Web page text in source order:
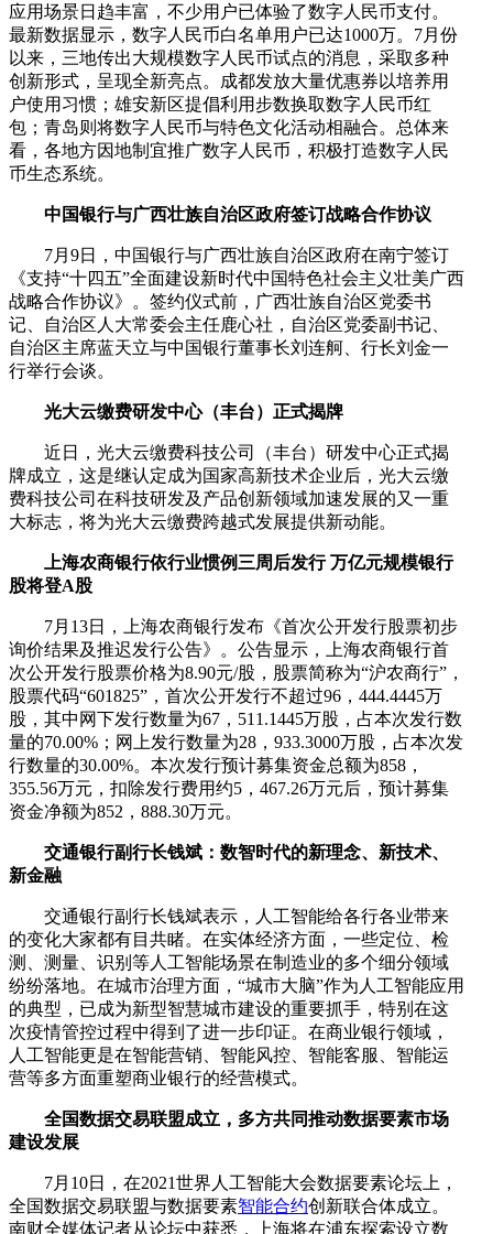
应用场景日趋丰富，不少用户已体验了数字人民币支付。
最新数据显示，数字人民币白名单用户已达1000万。7月份
以来，三地传出大规模数字人民币试点的消息，采取多种
创新形式，呈现全新亮点。成都发放大量优惠券以培养用
户使用习惯；雄安新区提倡利用步数换取数字人民币红
包；青岛则将数字人民币与特色文化活动相融合。总体来
看，各地方因地制宜推广数字人民币，积极打造数字人民
币生态系统。
中国银行与广西壮族自治区政府签订战略合作协议
7月9日，中国银行与广西壮族自治区政府在南宁签订
《支持“十四五”全面建设新时代中国特色社会主义壮美广西
战略合作协议》。签约仪式前，广西壮族自治区党委书
记、自治区人大常委会主任鹿心社，自治区党委副书记、
自治区主席蓝天立与中国银行董事长刘连舸、行长刘金一
行举行会谈。
光大云缴费研发中心（丰台）正式揭牌
近日，光大云缴费科技公司（丰台）研发中心正式揭
牌成立，这是继认定成为国家高新技术企业后，光大云缴
费科技公司在科技研发及产品创新领域加速发展的又一重
大标志，将为光大云缴费跨越式发展提供新动能。
上海农商银行依行业惯例三周后发行 万亿元规模银行
股将登A股
7月13日，上海农商银行发布《首次公开发行股票初步
询价结果及推迟发行公告》。公告显示，上海农商银行首
次公开发行股票价格为8.90元/股，股票简称为“沪农商行”，
股票代码“601825”，首次公开发行不超过96，444.4445万
股，其中网下发行数量为67，511.1445万股，占本次发行数
量的70.00%；网上发行数量为28，933.3000万股，占本次发
行数量的30.00%。本次发行预计募集资金总额为858，
355.56万元，扣除发行费用约5，467.26万元后，预计募集
资金净额为852，888.30万元。
交通银行副行长钱斌：数智时代的新理念、新技术、
新金融
交通银行副行长钱斌表示，人工智能给各行各业带来
的变化大家都有目共睹。在实体经济方面，一些定位、检
测、测量、识别等人工智能场景在制造业的多个细分领域
纷纷落地。在城市治理方面，“城市大脑”作为人工智能应用
的典型，已成为新型智慧城市建设的重要抓手，特别在这
次疫情管控过程中得到了进一步印证。在商业银行领域，
人工智能更是在智能营销、智能风控、智能客服、智能运
营等多方面重塑商业银行的经营模式。
全国数据交易联盟成立，多方共同推动数据要素市场
建设发展
7月10日，在2021世界人工智能大会数据要素论坛上，
全国数据交易联盟与数据要素智能合约创新联合体成立。
南财全媒体记者从论坛中获悉，上海将在浦东探索设立数